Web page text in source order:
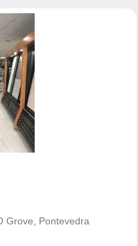
Grove, Pontevedra